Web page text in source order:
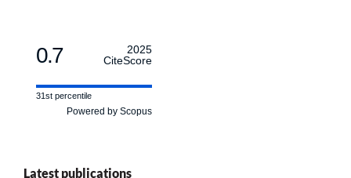
0.7
2025
CiteScore
31st percentile
Powered by Scopus
Latest publications